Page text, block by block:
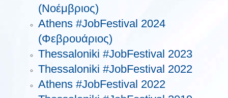
(Νοέμβριος)
Athens #JobFestival 2024
(Φεβρουάριος)
Thessaloniki #JobFestival 2023
Thessaloniki #JobFestival 2022
Athens #JobFestival 2022